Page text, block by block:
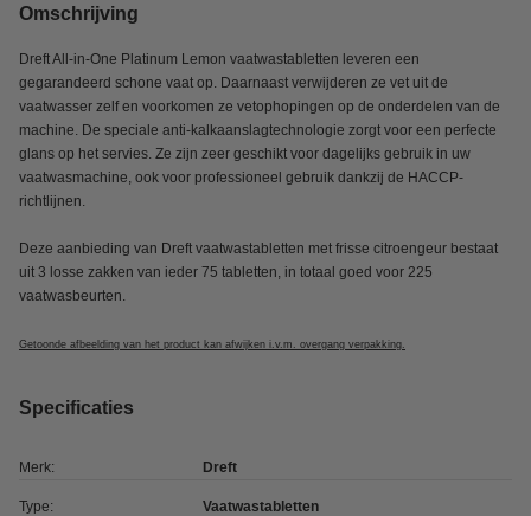
Omschrijving
Dreft All-in-One Platinum Lemon vaatwastabletten leveren een
gegarandeerd schone vaat op. Daarnaast verwijderen ze vet uit de
vaatwasser zelf en voorkomen ze vetophopingen op de onderdelen van de
machine. De speciale anti-kalkaanslagtechnologie zorgt voor een perfecte
glans op het servies. Ze zijn zeer geschikt voor dagelijks gebruik in uw
vaatwasmachine, ook voor professioneel gebruik dankzij de HACCP-
richtlijnen.
Deze aanbieding van Dreft vaatwastabletten met frisse citroengeur bestaat
uit 3 losse zakken van ieder 75 tabletten, in totaal goed voor 225
vaatwasbeurten.
Getoonde afbeelding van het product kan afwijken i.v.m. overgang verpakking.
Specificaties
Merk: Dreft
Type: Vaatwastabletten